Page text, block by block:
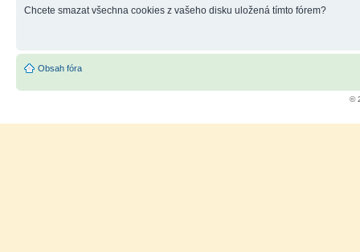
Chcete smazat všechna cookies z vašeho disku uložená tímto fórem?
Obsah fóra
©